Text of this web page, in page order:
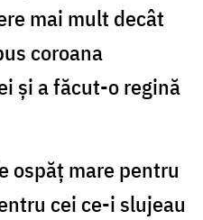
mai mult decât
coroana
şi a făcut-o regină
ospăţ mare pentru
cei ce-i slujeau